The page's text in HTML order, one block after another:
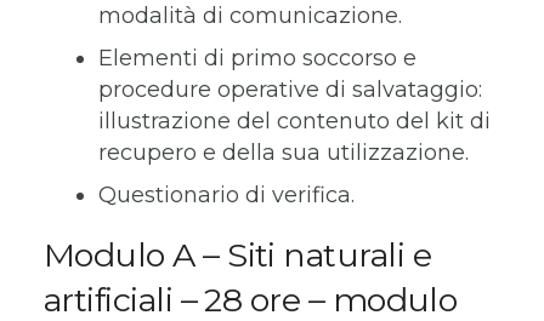
modalità di comunicazione.
Elementi di primo soccorso e
procedure operative di salvataggio:
illustrazione del contenuto del kit di
recupero e della sua utilizzazione.
Questionario di verifica.
Modulo A – Siti naturali e
artificiali – 28 ore – modulo